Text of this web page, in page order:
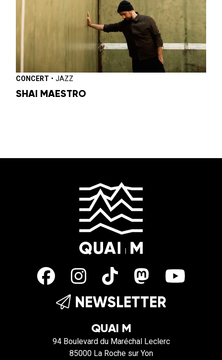
CONCERT • JAZZ
SHAI MAESTRO
NEWSLETTER
QUAI M
94 Boulevard du Maréchal Leclerc
85000 La Roche sur Yon